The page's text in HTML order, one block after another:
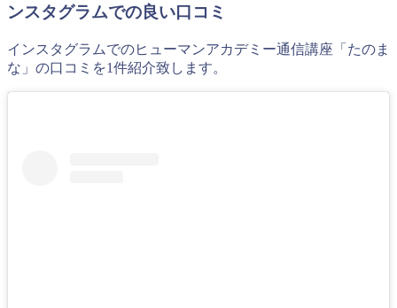
ンスタグラムでの良い口コミ
インスタグラムでのヒューマンアカデミー通信講座「たのま
な」の口コミを1件紹介致します。